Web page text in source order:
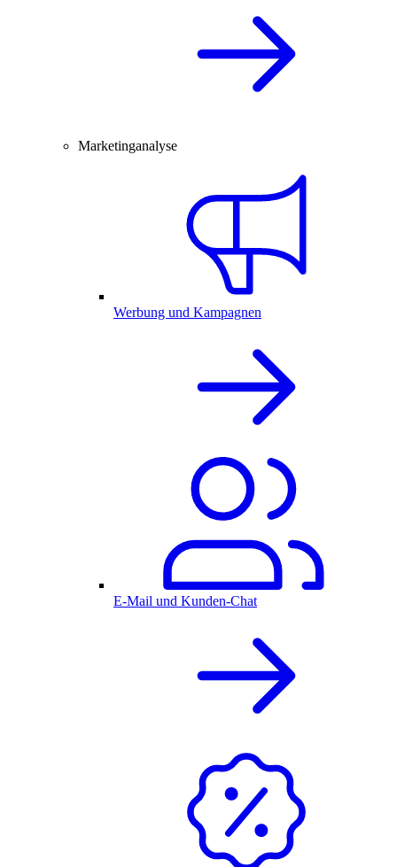
Marketinganalyse
Werbung und Kampagnen
E-Mail und Kunden-Chat